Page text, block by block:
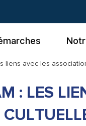
liens avec les
: LES